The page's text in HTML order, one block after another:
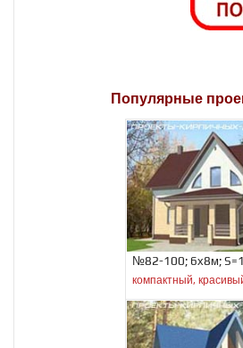
Популярные
№82-100; 6х8м;
компактный,